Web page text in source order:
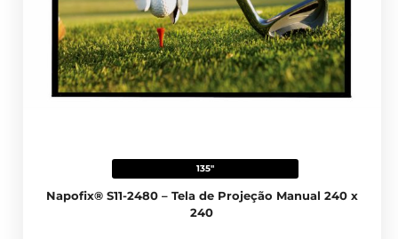
135"
Napofix® S11-2480 – Tela de Projeção Manual 240 x
240